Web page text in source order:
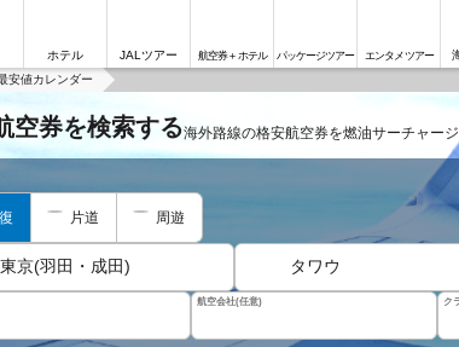
ホテル JALツアー 航空券＋ホテル パッケージツアー エンタメツアー
安値カレンダー
空券を検索する海外路線の格安航空券を燃油サーチャー
片道 周遊
東京(羽田・成田) タワウ
航空会社(任意) ク